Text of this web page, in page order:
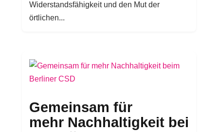
Widerstandsfähigkeit und den Mut der
örtlichen...
Gemeinsam für
mehr Nachhaltigkeit bei